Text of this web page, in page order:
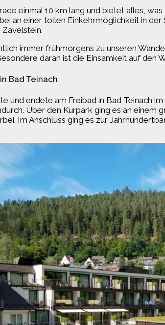
einmal 10 km lang und bietet alles,
an einer tollen Einkehrmöglichkeit in
Zavelstein.
immer frühmorgens zu unseren
daran ist die Einsamkeit auf
Bad Teinach
und endete am Freibad in Bad Teinach
Über den Kurpark ging es an
Im Anschluss ging es zur